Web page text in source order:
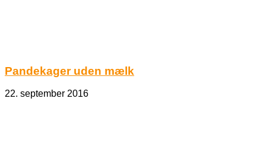
Pandekager uden mælk
22. september 2016